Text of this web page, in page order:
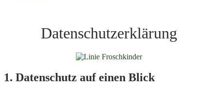
Datenschutzerklärung
1. Datenschutz auf einen Blick